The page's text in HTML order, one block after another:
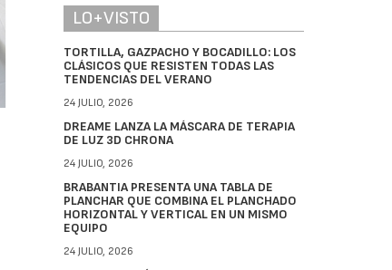
LO+VISTO
TORTILLA, GAZPACHO Y BOCADILLO: LOS
CLÁSICOS QUE RESISTEN TODAS LAS
TENDENCIAS DEL VERANO
24 JULIO, 2026
DREAME LANZA LA MÁSCARA DE TERAPIA
DE LUZ 3D CHRONA
24 JULIO, 2026
BRABANTIA PRESENTA UNA TABLA DE
PLANCHAR QUE COMBINA EL PLANCHADO
HORIZONTAL Y VERTICAL EN UN MISMO
EQUIPO
24 JULIO, 2026